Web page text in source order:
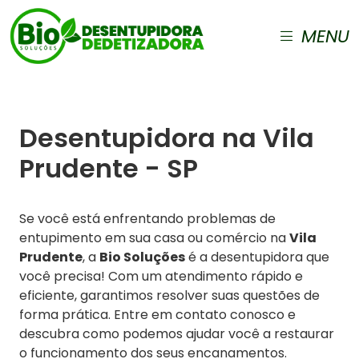
MENU
Desentupidora na Vila
Prudente - SP
Se você está enfrentando problemas de
entupimento em sua casa ou comércio naVila
Prudente, a Bio Soluçõesé a desentupidora que
você precisa! Com um atendimento rápido e
eficiente, garantimos resolver suas questões de
forma prática. Entre em contato conosco e
descubra como podemos ajudar você a restaurar
o funcionamento dos seus encanamentos.